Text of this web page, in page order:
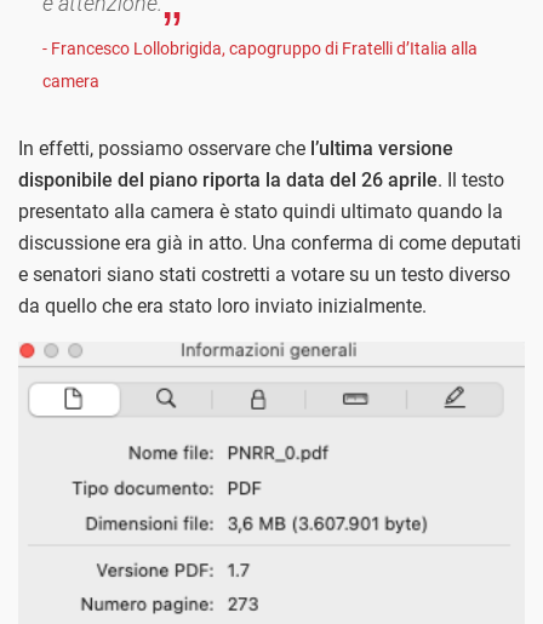
- Francesco Lollobrigida, capogruppo di Fratelli d’Italia alla
camera
In effetti, possiamo osservare che l’ultima versione
disponibile del piano riporta la data del 26 aprile. Il testo
presentato alla camera è stato quindi ultimato quando la
discussione era già in atto. Una conferma di come deputati
e senatori siano stati costretti a votare su un testo diverso
da quello che era stato loro inviato inizialmente.